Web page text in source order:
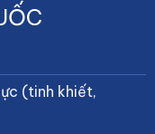
(tinh khiết,